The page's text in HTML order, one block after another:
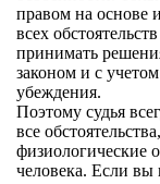
правом на основе
всех
принимать
законом и с
убеждения.
Поэтому судья
все
физиологические
человека. Если вы